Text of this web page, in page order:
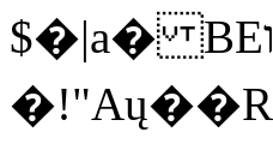
$�|a� BEו��w�{���;���q�X��d%�������W� hU�(�1�Ū}9�S�F<��i�L3�;�